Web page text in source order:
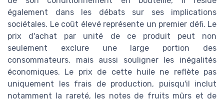
également dans les débats sur ses implications
sociétales. Le coût élevé représente un premier défi. Le
prix d'achat par unité de ce produit peut non
seulement exclure une large portion des
consommateurs, mais aussi souligner les inégalités
économiques. Le prix de cette huile ne reflète pas
uniquement les frais de production, puisqu'il inclut
notamment la rareté, les notes de fruits mûrs et de